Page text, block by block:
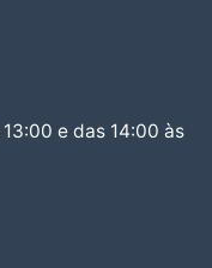
e das 14:00 às